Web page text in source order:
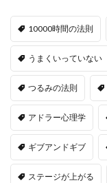
10000時間の法則
うまくいっていない
つるみの法則
アドラー心理学
ギブアンドギブ
ステージが上がる